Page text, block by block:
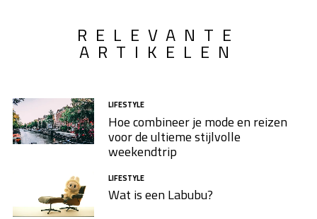
RELEVANTE
ARTIKELEN
LIFESTYLE
Hoe combineer je mode en reizen
voor de ultieme stijlvolle
weekendtrip
LIFESTYLE
Wat is een Labubu?